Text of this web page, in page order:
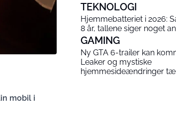
mobil i
TEKNOLOGI
Hjemmebatteriet i 2026:
8 år, tallene siger noget
GAMING
Ny GTA 6-trailer kan
Leaker og mystiske
hjemmesideændringer